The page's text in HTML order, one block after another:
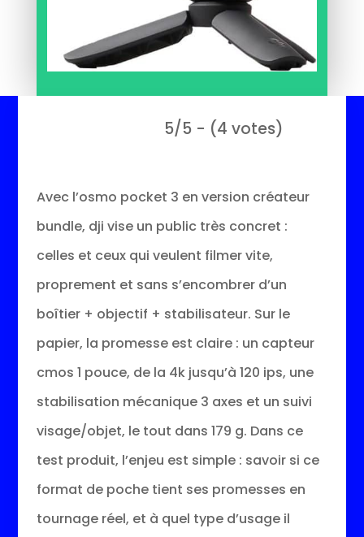
5/5 - (4 votes)
Avec l’osmo pocket 3 en version créateur
bundle, dji vise un public très concret :
celles et ceux qui veulent filmer vite,
proprement et sans s’encombrer d’un
boîtier + objectif + stabilisateur. Sur le
papier, la promesse est claire : un capteur
cmos 1 pouce, de la 4k jusqu’à 120 ips, une
stabilisation mécanique 3 axes et un suivi
visage/objet, le tout dans 179 g. Dans ce
test produit, l’enjeu est simple : savoir si ce
format de poche tient ses promesses en
tournage réel, et à quel type d’usage il